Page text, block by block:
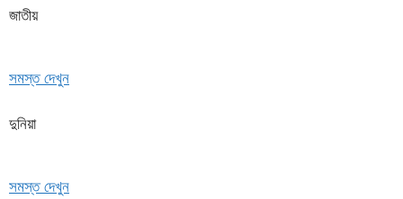
জাতীয়
সমস্ত দেখুন
দুনিয়া
সমস্ত দেখুন